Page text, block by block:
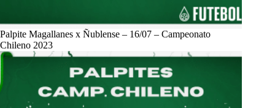
Palpite Magallanes x Ñublense – 16/07 – Campeonato
Chileno 2023